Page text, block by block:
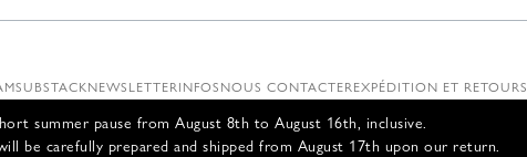
summer pause from August 8th to August 16th, inclusive.
be carefully prepared and shipped from August 17th upon our return.
SUBSTACKNEWSLETTERINFOSNOUS CONTACTEREXPÉDITION ET RETOURS